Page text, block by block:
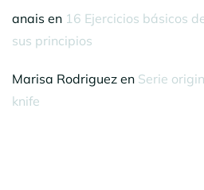
anais en 16 Ejercicios básicos
sus principios
Marisa Rodriguez en Serie
knife